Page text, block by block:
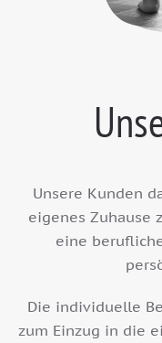
Unsere Kunden
eigenes Zuhause
eine
Die individuelle
zum Einzug in die